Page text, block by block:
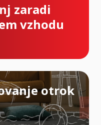
zaradi
vzhodu
otrok